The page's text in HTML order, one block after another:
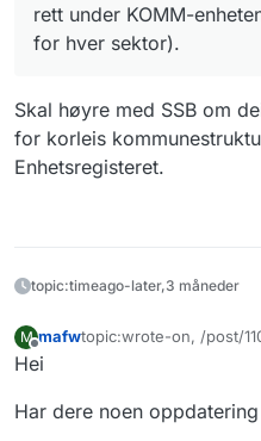
rett under KOMM-
for hver sektor).
Skal høyre med SSB om
for korleis
Enhetsregisteret.
topic:timeago-later,3 måneder
M
Frakoblet
mafwtopic:wrote-on, /post/
Sist endret av
Hei
Har dere noen